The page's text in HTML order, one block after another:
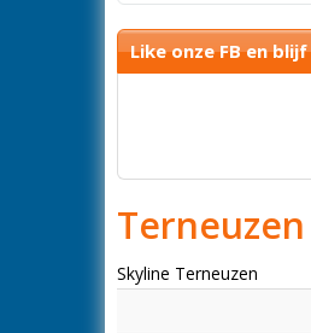
Like onze FB en
Terneuzen
Skyline Terneuzen